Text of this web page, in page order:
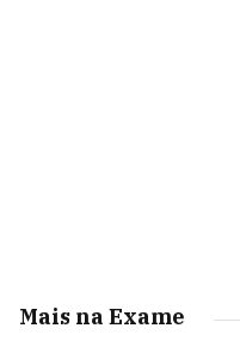
Mais na Exame